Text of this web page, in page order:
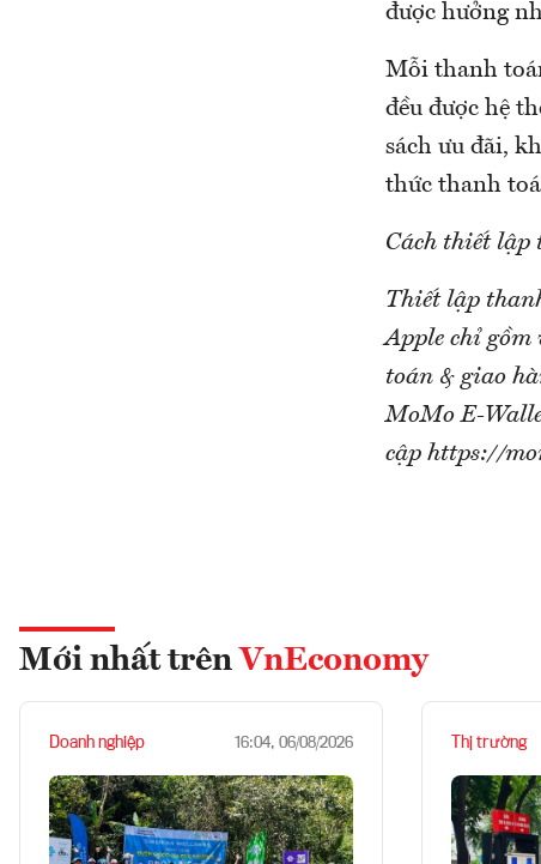
được hưởng
Mỗi thanh
đều được hệ
sách ưu đãi,
thức thanh
Cách thiết lập
Thiết lập
Apple chỉ
toán & giao
MoMo E-
cập https://
Mới nhất trên VnEconomy
Doanh nghiệp 16:04, 06/08/2026 Thị trường